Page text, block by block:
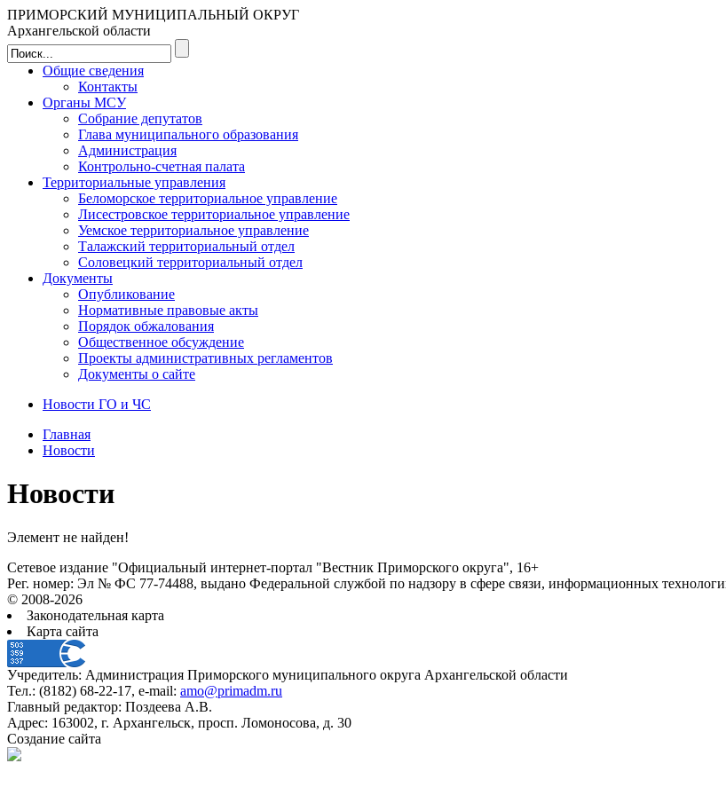
ПРИМОРСКИЙ МУНИЦИПАЛЬНЫЙ ОКРУГ
Архангельской области
Общие сведения
Контакты
Органы МСУ
Собрание депутатов
Глава муниципального образования
Администрация
Контрольно-счетная палата
Территориальные управления
Беломорское территориальное управление
Лисестровское территориальное управление
Уемское территориальное управление
Талажский территориальный отдел
Соловецкий территориальный отдел
Документы
Опубликование
Нормативные правовые акты
Порядок обжалования
Общественное обсуждение
Проекты административных регламентов
Документы о сайте
Новости ГО и ЧС
Главная
Новости
Новости
Элемент не найден!
Сетевое издание "Официальный интернет-портал "Вестник Приморского округа", 16+
Рег. номер: Эл № ФС 77-74488, выдано Федеральной службой по надзору в сфере связи, информационных
© 2008-2026
Законодательная карта
Карта сайта
Учредитель: Администрация Приморского муниципального округа Архангельской области
Тел.: (8182) 68-22-17, e-mail: amo@primadm.ru
Главный редактор: Поздеева А.В.
Адрес: 163002, г. Архангельск, просп. Ломоносова, д. 30
Создание сайта